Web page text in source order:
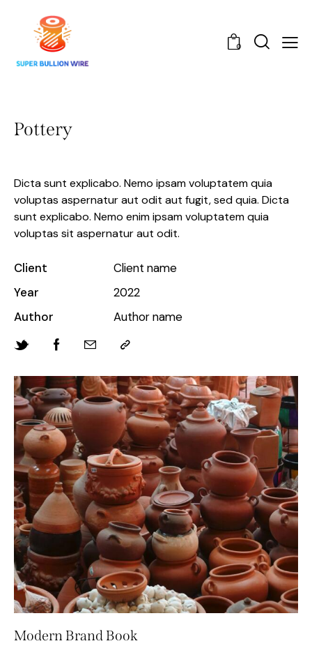
0
Pottery
Dicta sunt explicabo. Nemo ipsam voluptatem quia
voluptas aspernatur aut odit aut fugit, sed quia. Dicta
sunt explicabo. Nemo enim ipsam voluptatem quia
voluptas sit aspernatur aut odit.
Client
Client name
Year
2022
Author
Author name
Modern Brand Book